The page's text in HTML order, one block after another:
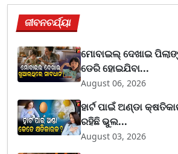
ଜୀବନଚର୍ଯ୍ୟା
ମୋବାଇଲ୍ ଦେଖାଇ
ଡେରି ହୋଇଯିବା...
August 06, 2026
ହାର୍ଟ ପାଇଁ ଅଣ୍ଡା
ରହିଛି ଭୁଲ...
August 03, 2026